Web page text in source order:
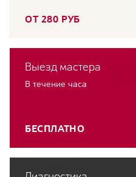
ОТ 280 РУБ
Выезд мастера
В течение часа
БЕСПЛАТНО